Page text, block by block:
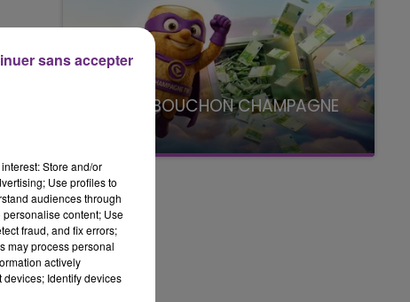
LE SUPER BOUCHON CHAMPAGNE
avec La Famille Champagne FM, à 8H10
Store and/or
Use profiles to
audiences through
content; Use
fraud, and fix errors;
may process personal
actively
Identify devices
sans accepter